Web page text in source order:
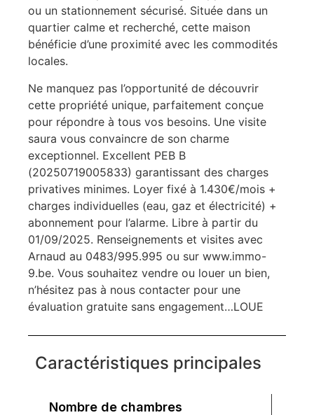
ou un stationnement sécurisé. Située dans un
quartier calme et recherché, cette maison
bénéficie d’une proximité avec les commodités
locales.
Ne manquez pas l’opportunité de découvrir
cette propriété unique, parfaitement conçue
pour répondre à tous vos besoins. Une visite
saura vous convaincre de son charme
exceptionnel. Excellent PEB B
(20250719005833) garantissant des charges
privatives minimes. Loyer fixé à 1.430€/mois +
charges individuelles (eau, gaz et électricité) +
abonnement pour l’alarme. Libre à partir du
01/09/2025. Renseignements et visites avec
Arnaud au 0483/995.995 ou sur www.immo-
9.be. Vous souhaitez vendre ou louer un bien,
n’hésitez pas à nous contacter pour une
évaluation gratuite sans engagement…LOUE
Caractéristiques principales
Nombre de chambres